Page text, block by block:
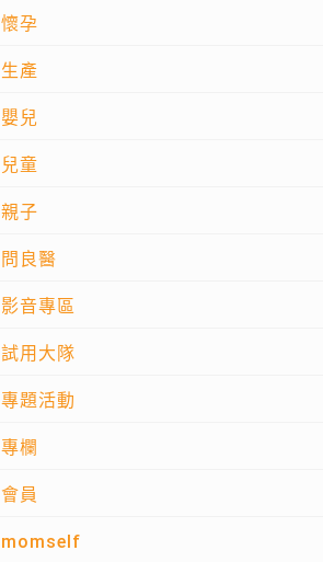
懷孕
生產
嬰兒
兒童
親子
問良醫
影音專區
試用大隊
專題活動
專欄
會員
momself